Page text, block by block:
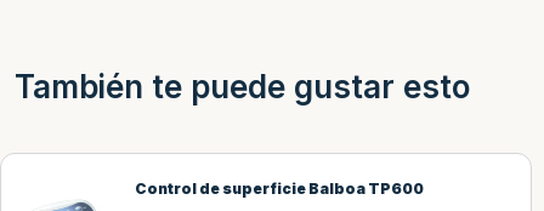
También te puede gustar esto
Control de superficie Balboa TP600